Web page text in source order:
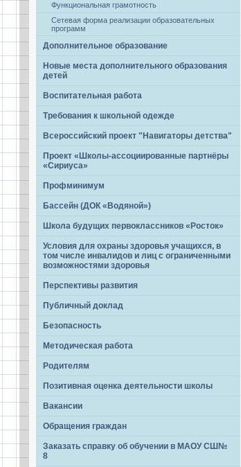
Функциональная грамотность
Сетевая форма реализации образовательных
программ
Дополнительное образование
Новые места дополнительного образования
детей
Воспитательная работа
Требования к школьной одежде
Всероссийский проект "Навигаторы детства"
Проект «Школы-ассоциированные партнёры
«Сириуса»
Профминимум
Бассейн (ДОК «Водяной»)
Школа будущих первоклассников «Росток»
Условия для охраны здоровья учащихся, в
том числе инвалидов и лиц с ограниченными
возможностями здоровья
Перспективы развития
Публичный доклад
Безопасность
Методическая работа
Родителям
Позитивная оценка деятельности школы
Вакансии
Обращения граждан
Заказать справку об обучении в МАОУ СШ№
8